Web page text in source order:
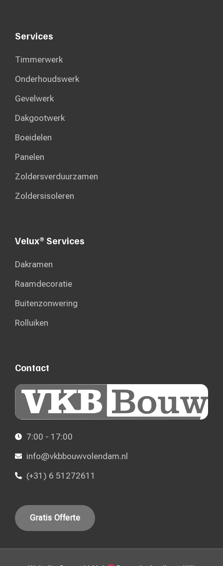
Services
Timmerwerk
Onderhoudswerk
Gevelwerk
Dakgootwerk
Boeidelen
Panelen
Zoldersverduurzamen
Zoldersisoleren
Velux® Services
Dakramen
Raamdecoratie
Buitenzonwering
Rolluiken
Contact
7:00 - 17:00
info@vkbbouwvolendam.nl
(+31) 6 51272611
Gratis Offerte